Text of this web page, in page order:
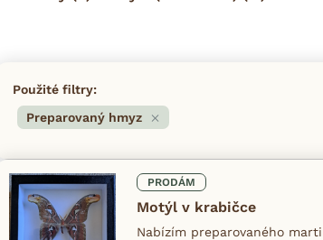
Použité filtry:
Preparovaný hmyz
PRODÁM
Motýl v krabičce
Nabízím preparovaného